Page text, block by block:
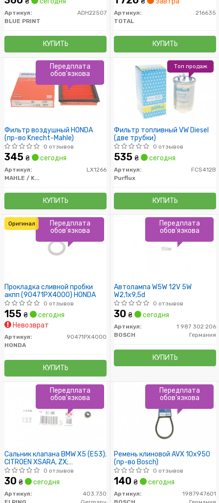
Артикул:
ADH22507
BLUE PRINT
КУПИТЬ
Артикул:
216635
TOTAL
КУПИТЬ
Фильтр воздушный HONDA
(пр-во Knecht-Mahle)
0 отзывов
345 ₴ сегодня
Артикул:
LX1266
MAHLE / KNECHT
КУПИТЬ
Передплата
обов'язкова
Фильтр топливный VW Diesel
(две трубки)
0 отзывов
535 ₴ сегодня
Артикул:
FCS412B
Purflux
КУПИТЬ
Топ продаж
Прокладка сливной пробки
акпп (90471PX4000) HONDA
0 отзывов
155 ₴
сегодня
Невозврат
Артикул:
90471PX4000
HONDA
КУПИТЬ
Передплата
обов'язкова
Оригинал
Автолампа W5W 12V 5W
W2,1x9,5d
0 отзывов
30 ₴ сегодня
Артикул:
1 987 302 206
BOSCH
Германия
КУПИТЬ
Передплата
обов'язкова
Сальник клапана BMW X5 (E53);
CITROEN XSARA, ZX;
CHEVROLET LACETTI
0 отзывов
30 ₴ сегодня
Артикул:
403.730
Передплата
обов'язкова
Ремень клиновой AVX 10х950
(пр-во Bosch)
0 отзывов
140 ₴ сегодня
Артикул:
1987947601
Передплата
обов'язкова